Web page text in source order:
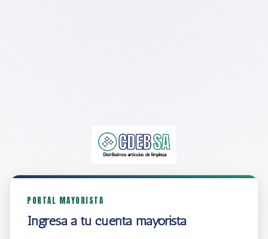
PORTAL MAYORISTA
Ingresá a tu cuenta mayorista